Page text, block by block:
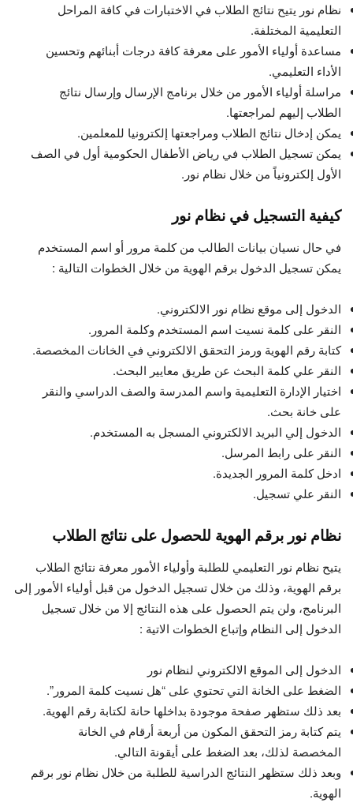
نظام نور يتيح نتائج الطلاب في الاختبارات في كافة المراحل
التعليمية المختلفة.
مساعدة أولياء الأمور على معرفة كافة درجات أبنائهم وتحسين
الأداء التعليمي.
مراسلة أولياء الأمور من خلال برنامج الإرسال وإرسال نتائج
الطلاب إليهم لمراجعتها.
يمكن إدخال نتائج الطلاب ومراجعتها إلكترونيا للمعلمين.
يمكن تسجيل الطلاب في رياض الأطفال الحكومية أول في الصف
الأول إلكترونياً من خلال نظام نور.
كيفية التسجيل في نظام نور
في حال نسيان بيانات الطالب من كلمة مرور أو اسم المستخدم
يمكن تسجيل الدخول برقم الهوية من خلال الخطوات التالية :
الدخول إلى موقع نظام نور الالكتروني.
النقر على كلمة نسيت اسم المستخدم وكلمة المرور.
كتابة رقم الهوية ورمز التحقق الالكتروني في الخانات المخصصة.
النقر علي كلمة البحث عن طريق معايير البحث.
اختيار الإدارة التعليمية واسم المدرسة والصف الدراسي والنقر
على خانة بحث.
الدخول إلي البريد الالكتروني المسجل به المستخدم.
النقر على رابط المرسل.
ادخل كلمة المرور الجديدة.
النقر علي تسجيل.
نظام نور برقم الهوية للحصول على نتائج الطلاب
يتيح نظام نور التعليمي للطلبة وأولياء الأمور معرفة نتائج الطلاب
برقم الهوية، وذلك من خلال تسجيل الدخول من قبل أولياء الأمور إلى
البرنامج، ولن يتم الحصول على هذه النتائج إلا من خلال تسجيل
الدخول إلى النظام وإتباع الخطوات الاتية :
الدخول إلى الموقع الالكتروني لنظام نور
الضغط على الخانة التي تحتوي على “هل نسيت كلمة المرور”.
بعد ذلك ستظهر صفحة موجودة بداخلها حانة لكتابة رقم الهوية.
يتم كتابة رمز التحقق المكون من أربعة أرقام في الخانة
المخصصة لذلك، بعد الضغط على أيقونة التالي.
وبعد ذلك ستظهر النتائج الدراسية للطلبة من خلال نظام نور برقم
الهوية.